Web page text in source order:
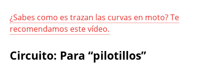
¿Sabes como es trazan las curvas en moto? Te
recomendamos este vídeo.
Circuito: Para “pilotillos”